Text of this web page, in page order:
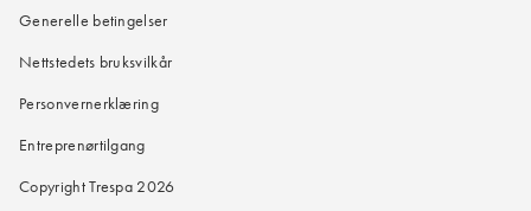
Generelle betingelser
Nettstedets bruksvilkår
Personvernerklæring
Entreprenørtilgang
Copyright Trespa 2026